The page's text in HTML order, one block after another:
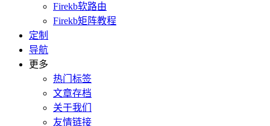
Firekb软路由
Firekb矩阵教程
定制
导航
更多
热门标签
文章存档
关于我们
友情链接